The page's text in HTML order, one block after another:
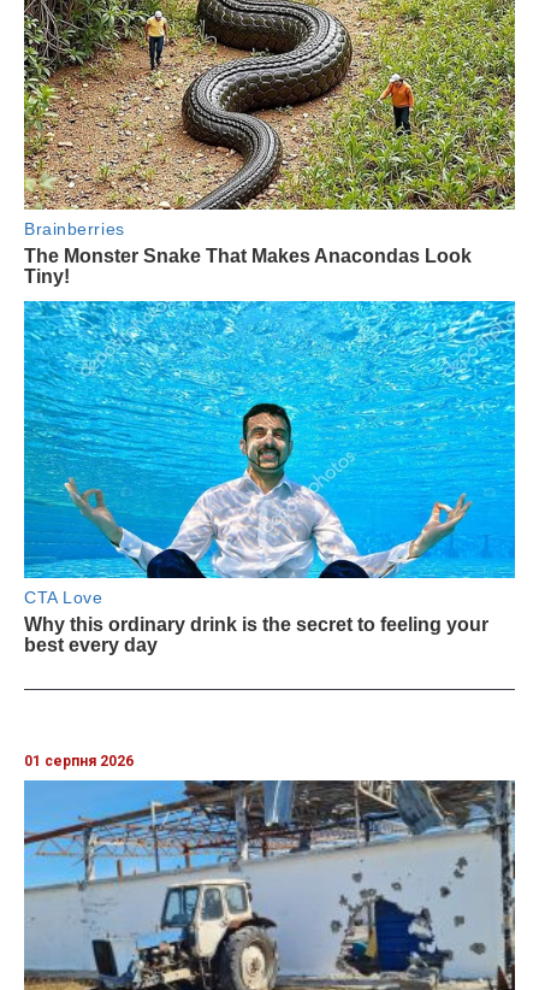
01 серпня 2026